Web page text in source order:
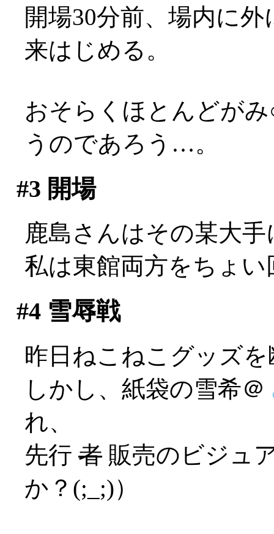
開場30分前、場内に
来はじめる。
おそらくほとんどが
うのであろう…。
#3 開場
鹿島さんはその某大手
私は東館両方をちょ
#4雪辱戦
昨日ねこねこグッズ
しかし、紙袋の雪希＠
れ、
先行 者 販売のビジュ
か？(;_;)）